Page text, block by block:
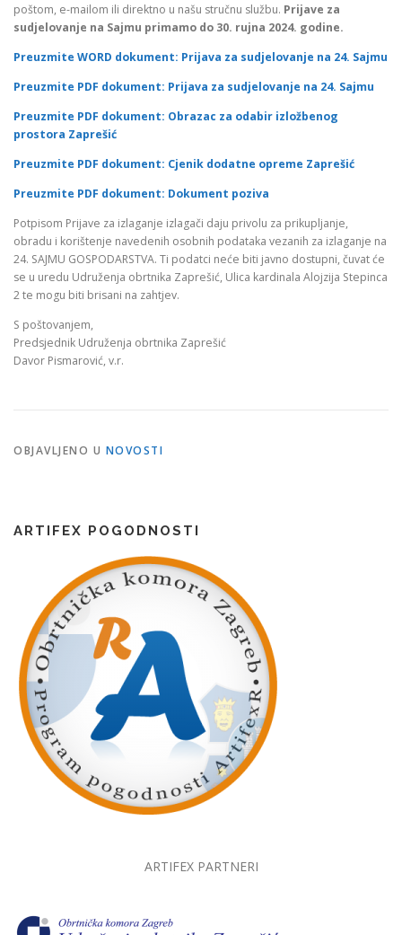
poštom, e-mailom ili direktno u našu stručnu službu. Prijave za
sudjelovanje na Sajmu primamo do 30. rujna 2024. godine.
Preuzmite WORD dokument: Prijava za sudjelovanje na 24. Sajmu
Preuzmite PDF dokument: Prijava za sudjelovanje na 24. Sajmu
Preuzmite PDF dokument: Obrazac za odabir izložbenog
prostora Zaprešić
Preuzmite PDF dokument: Cjenik dodatne opreme Zaprešić
Preuzmite PDF dokument: Dokument poziva
Potpisom Prijave za izlaganje izlagači daju privolu za prikupljanje,
obradu i korištenje navedenih osobnih podataka vezanih za izlaganje na
24. SAJMU GOSPODARSTVA. Ti podatci neće biti javno dostupni, čuvat će
se u uredu Udruženja obrtnika Zaprešić, Ulica kardinala Alojzija Stepinca
2 te mogu biti brisani na zahtjev.
S poštovanjem,
Predsjednik Udruženja obrtnika Zaprešić
Davor Pismarović, v.r.
OBJAVLJENO U NOVOSTI
ARTIFEX POGODNOSTI
ARTIFEX PARTNERI